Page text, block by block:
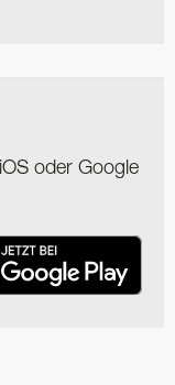
oder Google